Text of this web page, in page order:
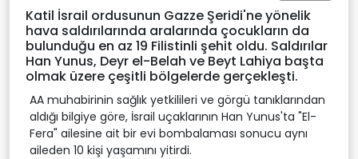
Katil İsrail ordusunun Gazze Şeridi'ne yönelik
hava saldırılarında aralarında çocukların da
bulunduğu en az 19 Filistinli şehit oldu. Saldırılar
Han Yunus, Deyr el-Belah ve Beyt Lahiya başta
olmak üzere çeşitli bölgelerde gerçekleşti.
AA muhabirinin sağlık yetkilileri ve görgü tanıklarından
aldığı bilgiye göre, İsrail uçaklarının Han Yunus'ta "El-
Fera" ailesine ait bir evi bombalaması sonucu aynı
aileden 10 kişi yaşamını yitirdi.